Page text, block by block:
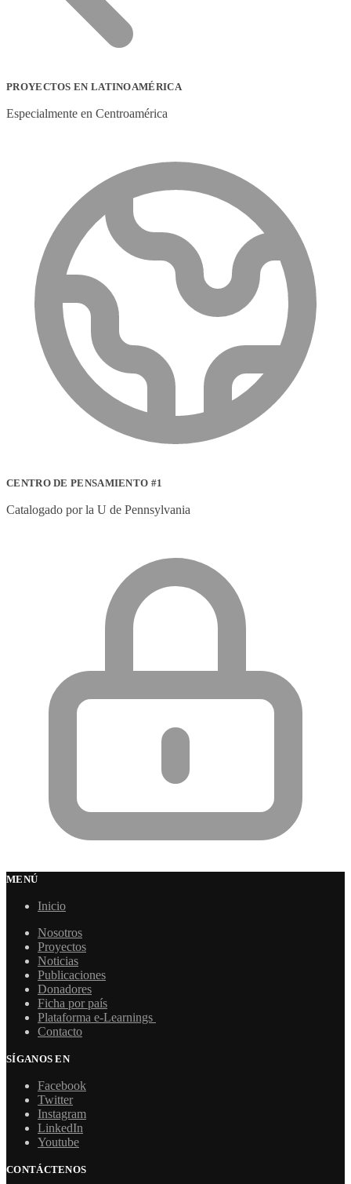
PROYECTOS EN LATINOAMÉRICA
Especialmente en Centroamérica
CENTRO DE PENSAMIENTO #1
Catalogado por la U de Pennsylvania
MENÚ
Inicio
Nosotros
Proyectos
Noticias
Publicaciones
Donadores
Ficha por país
Plataforma e-Learnings
Contacto
SÍGANOS EN
Facebook
Twitter
Instagram
LinkedIn
Youtube
CONTÁCTENOS